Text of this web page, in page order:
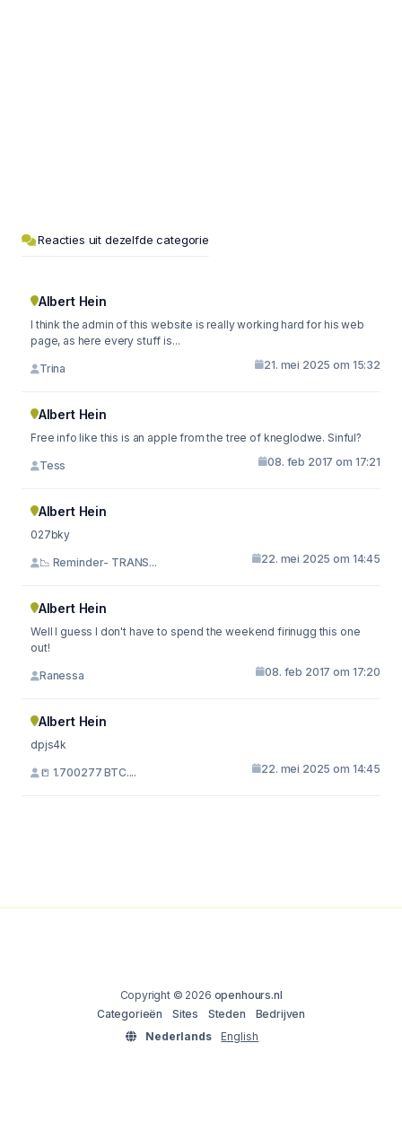
Reacties uit dezelfde categorie
Albert Hein
I think the admin of this website is really working hard for his web
page, as here every stuff is...
Trina 21. mei 2025 om 15:32
Albert Hein
Free info like this is an apple from the tree of kneglodwe. Sinful?
Tess 08. feb 2017 om 17:21
Albert Hein
027bky
📉 Reminder- TRANS... 22. mei 2025 om 14:45
Albert Hein
Well I guess I don't have to spend the weekend firinugg this one
out!
Ranessa 08. feb 2017 om 17:20
Albert Hein
dpjs4k
📒 1.700277 BTC.... 22. mei 2025 om 14:45
Copyright © 2026 openhours.nl
Categorieën
Sites Steden
Bedrijven
Nederlands
English